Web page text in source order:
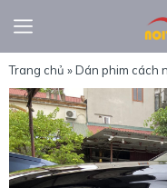
Trang chủ »Dán phim cách